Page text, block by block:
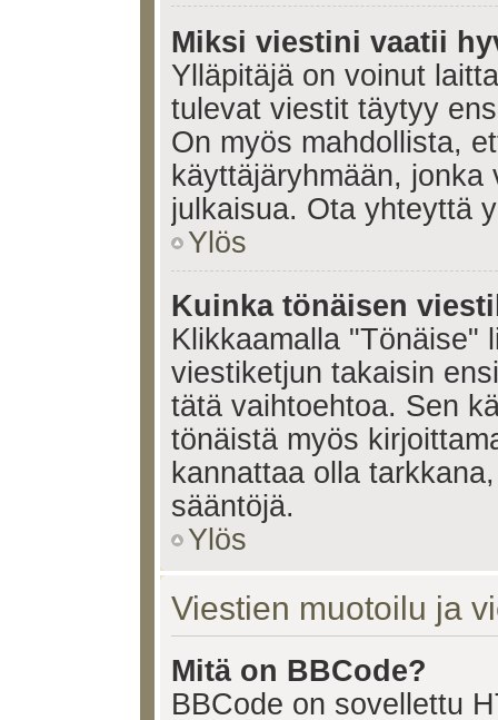
Miksi viestini vaatii
Ylläpitäjä on voinut
tulevat viestit täytyy
On myös mahdollista,
käyttäjäryhmään,
julkaisua. Ota yhteyttä
Ylös
Kuinka tönäisen
Klikkaamalla "Tönäise"
viestiketjun takaisin
tätä vaihtoehtoa. Sen
tönäistä myös
kannattaa olla
sääntöjä.
Ylös
Viestien muotoilu ja
Mitä on BBCode?
BBCode on sovellettu